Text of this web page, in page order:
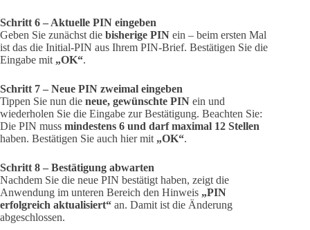
Schritt 6 – Aktuelle PIN eingeben
Geben Sie zunächst die bisherige PIN ein – beim ersten Mal
ist das die Initial-PIN aus Ihrem PIN-Brief. Bestätigen Sie die
Eingabe mit „OK“.
Schritt 7 – Neue PIN zweimal eingeben
Tippen Sie nun die neue, gewünschte PIN ein und
wiederholen Sie die Eingabe zur Bestätigung. Beachten Sie:
Die PIN muss mindestens 6 und darf maximal 12 Stellen
haben. Bestätigen Sie auch hier mit „OK“.
Schritt 8 – Bestätigung abwarten
Nachdem Sie die neue PIN bestätigt haben, zeigt die
Anwendung im unteren Bereich den Hinweis „PIN
erfolgreich aktualisiert“ an. Damit ist die Änderung
abgeschlossen.